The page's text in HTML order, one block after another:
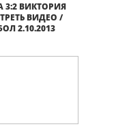
3:2 ВИКТОРИЯ
ВИДЕО /
2.10.2013